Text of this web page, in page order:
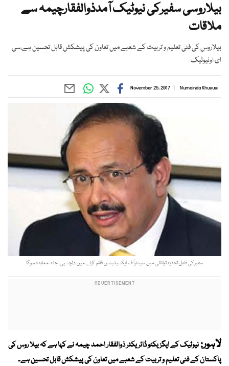
بیلاروسی سفیرکی نیوٹیک آمدذوالفقارچیمہ سے
ملاقات
بیلاروس کی فنی تعلیم و تربیت کے شعبے میں تعاون کی پیشکش قابل تحسین ہے،سی
ای اونیوٹیک
Numainda Khususi
November 25, 2017
سفیرکی قابل تجدیدتوانائی میں سینٹرآف ایکسیلینس قائم کرنے میں دلچسپی، جلد معاہدہ ہوگا
لاہور:نیوٹیک کے ایگزیکٹو ڈائریکٹر ذوالفقار احمد چیمہ نے کہا ہے کہ بیلا روس کی
پاکستان کے فنی تعلیم و تربیت کے شعبے میں تعاون کی پیشکش قابل تحسین ہے۔